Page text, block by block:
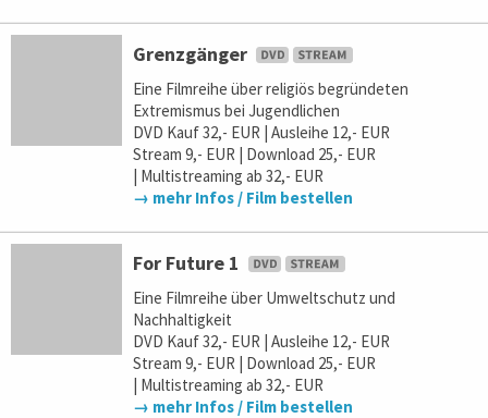
Grenzgänger
Eine Filmreihe über religiös begründeten
Extremismus bei Jugendlichen
DVD Kauf 32,- EUR | Ausleihe 12,- EUR
Stream 9,- EUR | Download 25,- EUR
| Multistreaming ab 32,- EUR
→ mehr Infos / Film bestellen
For Future 1
Eine Filmreihe über Umweltschutz und
Nachhaltigkeit
DVD Kauf 32,- EUR | Ausleihe 12,- EUR
Stream 9,- EUR | Download 25,- EUR
| Multistreaming ab 32,- EUR
→ mehr Infos / Film bestellen